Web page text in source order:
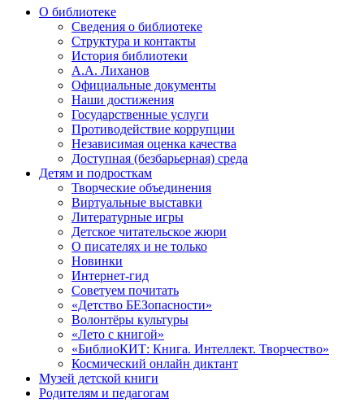
О библиотеке
Сведения о библиотеке
Структура и контакты
История библиотеки
А.А. Лиханов
Официальные документы
Наши достижения
Государственные услуги
Противодействие коррупции
Независимая оценка качества
Доступная (безбарьерная) среда
Детям и подросткам
Творческие объединения
Виртуальные выставки
Литературные игры
Детское читательское жюри
О писателях и не только
Новинки
Интернет-гид
Советуем почитать
«Детство БЕЗопасности»
Волонтёры культуры
«Лето с книгой»
«БиблиоКИТ: Книга. Интеллект. Творчество»
Космический онлайн диктант
Музей детской книги
Родителям и педагогам